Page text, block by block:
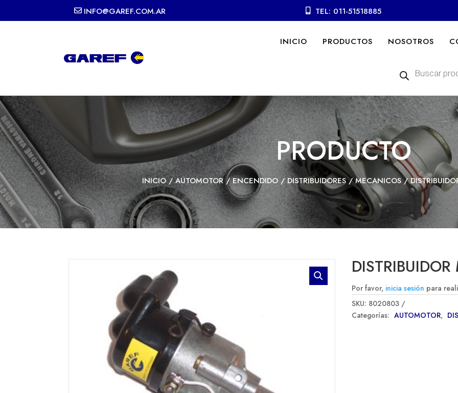
INFO@GAREF.COM.AR TEL: 011-51518885
INICIO PRODUCTOS NOSOTROS
productos
PRODUCTO
INICIO/AUTOMOTOR/ENCENDIDO/DISTRIBUIDORES/MECANICOS/
Por favor, inicia sesión para
SKU: 8020803
Categorías: AUTOMOTOR,